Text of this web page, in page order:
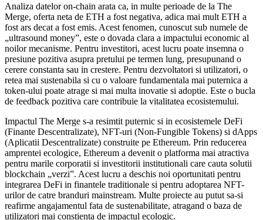
Analiza datelor on-chain arata ca, in multe perioade de la The
Merge, oferta neta de ETH a fost negativa, adica mai mult ETH a
fost ars decat a fost emis. Acest fenomen, cunoscut sub numele de
„ultrasound money”, este o dovada clara a impactului economic al
noilor mecanisme. Pentru investitori, acest lucru poate insemna o
presiune pozitiva asupra pretului pe termen lung, presupunand o
cerere constanta sau in crestere. Pentru dezvoltatori si utilizatori, o
retea mai sustenabila si cu o valoare fundamentala mai puternica a
token-ului poate atrage si mai multa inovatie si adoptie. Este o bucla
de feedback pozitiva care contribuie la vitalitatea ecosistemului.
Impactul The Merge s-a resimtit puternic si in ecosistemele DeFi
(Finante Descentralizate), NFT-uri (Non-Fungible Tokens) si dApps
(Aplicatii Descentralizate) construite pe Ethereum. Prin reducerea
amprentei ecologice, Ethereum a devenit o platforma mai atractiva
pentru marile corporatii si investitorii institutionali care cauta solutii
blockchain „verzi”. Acest lucru a deschis noi oportunitati pentru
integrarea DeFi in finantele traditionale si pentru adoptarea NFT-
urilor de catre branduri mainstream. Multe proiecte au putut sa-si
reafirme angajamentul fata de sustenabilitate, atragand o baza de
utilizatori mai constienta de impactul ecologic.